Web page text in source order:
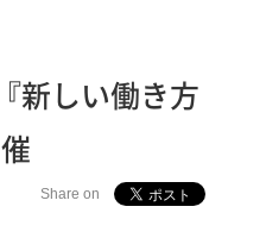
新しい働き方
Share on